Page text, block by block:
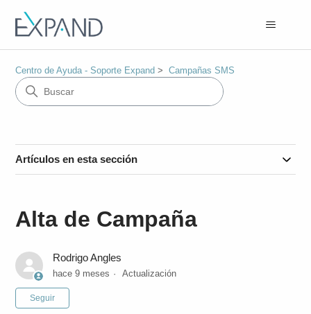
Centro de Ayuda - Soporte Expand Campañas SMS
Artículos en esta sección
Alta de Campaña
Rodrigo Angles
hace 9 meses Actualización
Seguir